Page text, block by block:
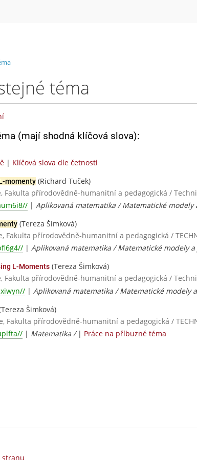
téma
(mají shodná klíčová slova):
| Klíčová slova dle četnosti
momenty (Richard Tuček)
Fakulta přírodovědně-humanitní a pedagogická /
| Aplikovaná matematika / Matematické modely
(Tereza Šimková)
Fakulta přírodovědně-humanitní a pedagogická /
| Aplikovaná matematika / Matematické modely
L-Moments (Tereza Šimková)
Fakulta přírodovědně-humanitní a pedagogická /
| Aplikovaná matematika / Matematické modely
Šimková)
Fakulta přírodovědně-humanitní a pedagogická /
| Matematika / | Práce na příbuzné téma
stranu